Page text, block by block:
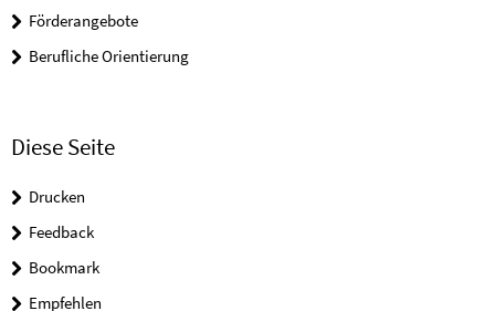
Förderangebote
Berufliche Orientierung
Diese Seite
Drucken
Feedback
Bookmark
Empfehlen